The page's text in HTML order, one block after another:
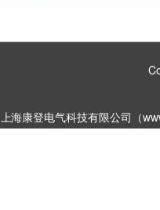
上海康登电气科技有限公司（